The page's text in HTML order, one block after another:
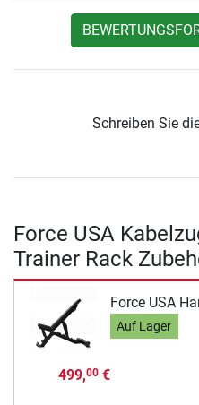
Schreiben Sie
Force USA
Trainer Rack
Force USA
Auf Lager
499,00€